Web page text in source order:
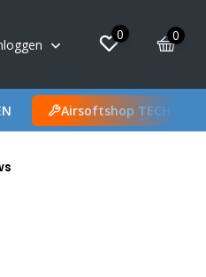
0 0
Airsoftshop TECH